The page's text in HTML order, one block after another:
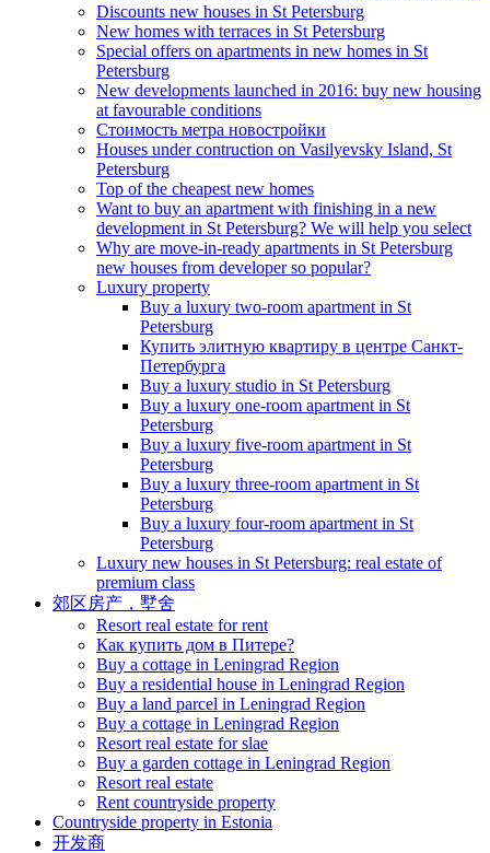
Discounts new houses in St Petersburg
New homes with terraces in St Petersburg
Special offers on apartments in new homes in St
Petersburg
New developments launched in 2016: buy new housing
at favourable conditions
Стоимость метра новостройки
Houses under contruction on Vasilyevsky Island, St
Petersburg
Top of the cheapest new homes
Want to buy an apartment with finishing in a new
development in St Petersburg? We will help you select
Why are move-in-ready apartments in St Petersburg
new houses from developer so popular?
Luxury property
Buy a luxury two-room apartment in St
Petersburg
Купить элитную квартиру в центре Санкт-
Петербурга
Buy a luxury studio in St Petersburg
Buy a luxury one-room apartment in St
Petersburg
Buy a luxury five-room apartment in St
Petersburg
Buy a luxury three-room apartment in St
Petersburg
Buy a luxury four-room apartment in St
Petersburg
Luxury new houses in St Petersburg: real estate of
premium class
郊区房产，墅舍
Resort real estate for rent
Как купить дом в Питере?
Buy a cottage in Leningrad Region
Buy a residential house in Leningrad Region
Buy a land parcel in Leningrad Region
Buy a cottage in Leningrad Region
Resort real estate for slae
Buy a garden cottage in Leningrad Region
Resort real estate
Rent countryside property
Countryside property in Estonia
开发商